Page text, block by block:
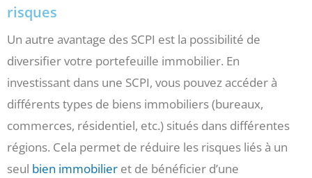
risques
Un autre avantage des SCPI est la possibilité de
diversifier votre portefeuille immobilier. En
investissant dans une SCPI, vous pouvez accéder à
différents types de biens immobiliers (bureaux,
commerces, résidentiel, etc.) situés dans différentes
régions. Cela permet de réduire les risques liés à un
seul bien immobilier et de bénéficier d’une